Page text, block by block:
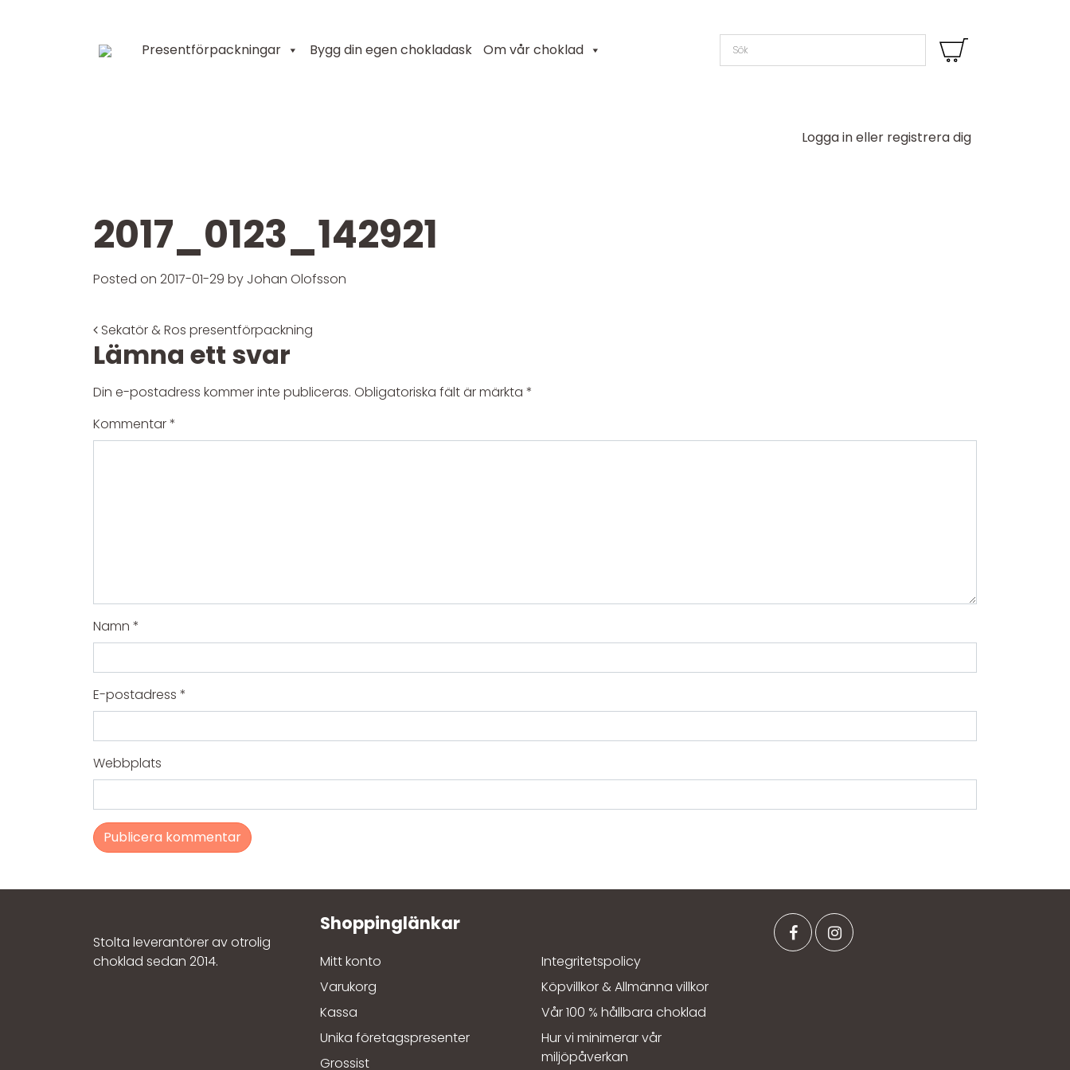
Presentförpackningar Bygg din egen chokladask Om vår choklad
Logga in eller registrera dig
2017_0123_142921
Posted on 2017-01-29 by Johan Olofsson
Post navigation
Sekatör & Ros presentförpackning
Lämna ett svar
Din e-postadress kommer inte publiceras. Obligatoriska fält är märkta *
Kommentar*
Namn *
E-postadress *
Webbplats
Stolta leverantörer av otrolig
choklad sedan 2014.
Mitt konto
Varukorg
Kassa
Unika företagspresenter
Grossist
Integritetspolicy
Köpvillkor & Allmänna villkor
Vår 100 % hållbara choklad
Hur vi minimerar vår
miljöpåverkan